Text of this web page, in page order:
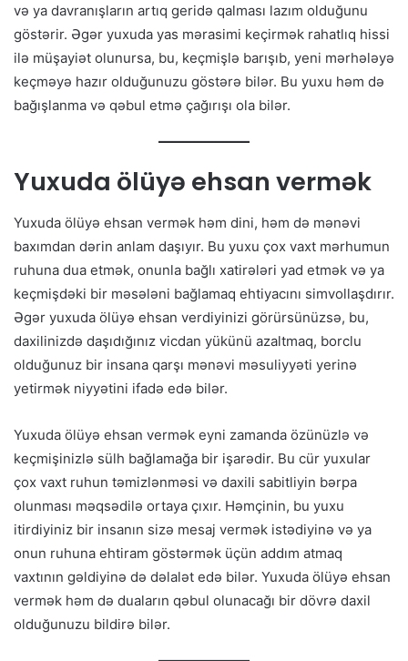
və ya davranışların artıq geridə qalması lazım olduğunu
göstərir. Əgər yuxuda yas mərasimi keçirmək rahatlıq hissi
ilə müşayiət olunursa, bu, keçmişlə barışıb, yeni mərhələyə
keçməyə hazır olduğunuzu göstərə bilər. Bu yuxu həm də
bağışlanma və qəbul etmə çağırışı ola bilər.
Yuxuda ölüyə ehsan vermək
Yuxuda ölüyə ehsan vermək həm dini, həm də mənəvi
baxımdan dərin anlam daşıyır. Bu yuxu çox vaxt mərhumun
ruhuna dua etmək, onunla bağlı xatirələri yad etmək və ya
keçmişdəki bir məsələni bağlamaq ehtiyacını simvollaşdırır.
Əgər yuxuda ölüyə ehsan verdiyinizi görürsünüzsə, bu,
daxilinizdə daşıdığınız vicdan yükünü azaltmaq, borclu
olduğunuz bir insana qarşı mənəvi məsuliyyəti yerinə
yetirmək niyyətini ifadə edə bilər.
Yuxuda ölüyə ehsan vermək eyni zamanda özünüzlə və
keçmişinizlə sülh bağlamağa bir işarədir. Bu cür yuxular
çox vaxt ruhun təmizlənməsi və daxili sabitliyin bərpa
olunması məqsədilə ortaya çıxır. Həmçinin, bu yuxu
itirdiyiniz bir insanın sizə mesaj vermək istədiyinə və ya
onun ruhuna ehtiram göstərmək üçün addım atmaq
vaxtının gəldiyinə də dəlalət edə bilər. Yuxuda ölüyə ehsan
vermək həm də duaların qəbul olunacağı bir dövrə daxil
olduğunuzu bildirə bilər.